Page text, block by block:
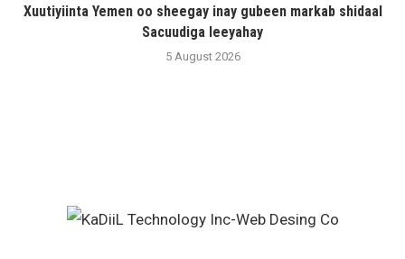
Xuutiyiinta Yemen oo sheegay inay gubeen markab shidaal
Sacuudiga leeyahay
5 August 2026